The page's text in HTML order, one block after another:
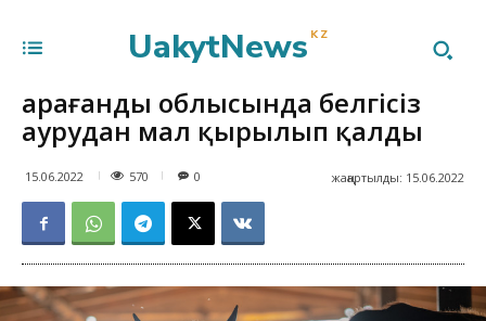
UakytNews KZ
Қарағанды облысында белгісіз
аурудан мал қырылып қалды
15.06.2022 570 жаңартылды: 15.06.2022
0